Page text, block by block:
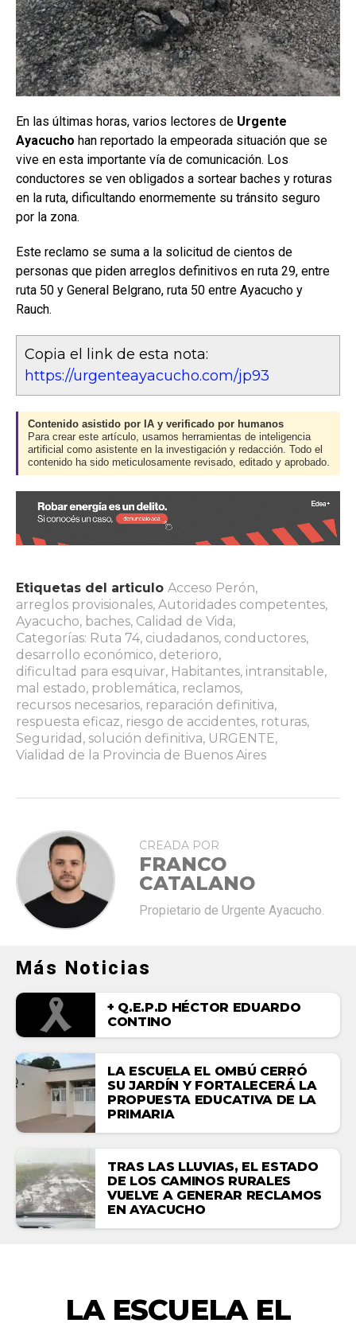
En las últimas horas, varios lectores de Urgente
Ayacucho han reportado la empeorada situación que se
vive en esta importante vía de comunicación. Los
conductores se ven obligados a sortear baches y roturas
en la ruta, dificultando enormemente su tránsito seguro
por la zona.
Este reclamo se suma a la solicitud de cientos de
personas que piden arreglos definitivos en ruta 29, entre
ruta 50 y General Belgrano, ruta 50 entre Ayacucho y
Rauch.
Copia el link de esta nota:
https://urgenteayacucho.com/jp93
Contenido asistido por IA y verificado por humanos
Para crear este artículo, usamos herramientas de inteligencia
artificial como asistente en la investigación y redacción. Todo el
contenido ha sido meticulosamente revisado, editado y aprobado.
Etiquetas del articulo Acceso Perón,
arreglos provisionales, Autoridades competentes,
Ayacucho, baches, Calidad de Vida,
Categorías: Ruta 74, ciudadanos, conductores,
desarrollo económico, deterioro,
dificultad para esquivar, Habitantes, intransitable,
mal estado, problemática, reclamos,
recursos necesarios, reparación definitiva,
respuesta eficaz, riesgo de accidentes, roturas,
Seguridad , solución definitiva, URGENTE,
Vialidad de la Provincia de Buenos Aires
CREADA POR
FRANCO
CATALANO
Propietario de Urgente Ayacucho.
Más Noticias
+ Q.E.P.D HÉCTOR EDUARDO
CONTINO
LA ESCUELA EL OMBÚ CERRÓ
SU JARDÍN Y FORTALECERÁ LA
PROPUESTA EDUCATIVA DE LA
PRIMARIA
TRAS LAS LLUVIAS, EL ESTADO
DE LOS CAMINOS RURALES
VUELVE A GENERAR RECLAMOS
EN AYACUCHO
LA ESCUELA EL